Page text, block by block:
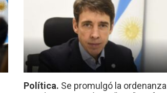
Política. Se promulgó la ordenanza